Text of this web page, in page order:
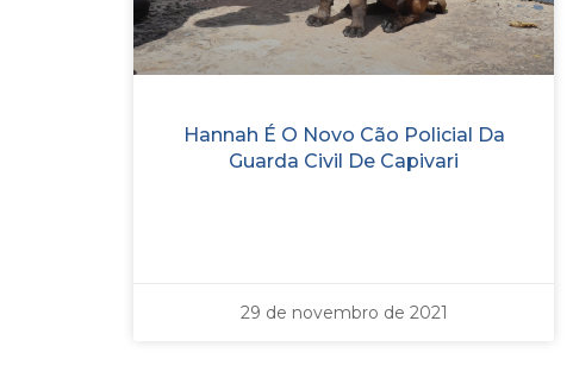
Hannah É O Novo Cão Policial Da
Guarda Civil De Capivari
29 de novembro de 2021